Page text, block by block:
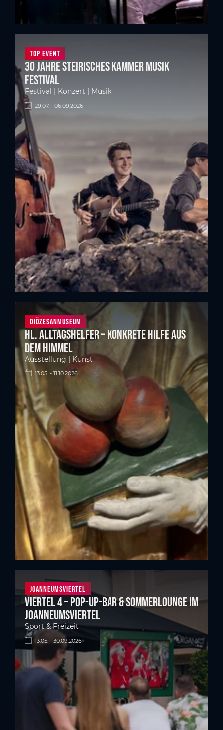
Top Event
30 Jahre Steirisches Kammer Musik
Festival
Festival | Konzert | Musik
29.07. - 06.09.2026
Diözesanmuseum
Hl. Alltagshelfer – Konkrete Hilfe aus
dem Himmel
Ausstellung | Kunst
13.05. - 11.10.2026
Joanneumsviertel
Viertel 4 – Pop-up-Bar & Sommerlounge im
Joanneumsviertel
Sport & Freizeit
13.05. - 30.09.2026